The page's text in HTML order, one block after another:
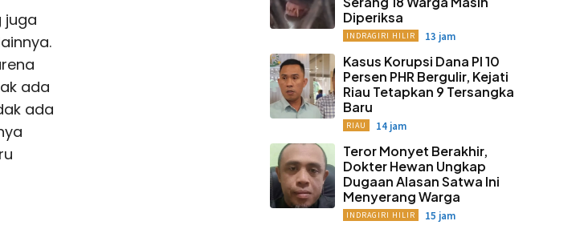
juga
ada
ada
Diperiksa
INDRAGIRI HILIR 13 jam
Kasus Korupsi Dana PI 10
Persen PHR Bergulir, Kejati
Riau Tetapkan 9 Tersangka
Baru
RIAU 14 jam
Teror Monyet Berakhir,
Dokter Hewan Ungkap
Dugaan Alasan Satwa Ini
Menyerang Warga
INDRAGIRI HILIR 15 jam